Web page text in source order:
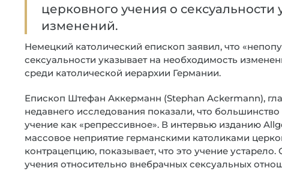
церковного учения о
изменений.
Немецкий католический епископ заявил, что
сексуальности указывает на необходимость
среди католической иерархии Германии.
Епископ Штефан Аккерманн (Stephan Ackermann),
недавнего исследования показали, что
учение как «репрессивное». В интервью изданию
массовое неприятие германскими католиками
контрацепцию, показывает, что это учение
учения относительно внебрачных сексуальных